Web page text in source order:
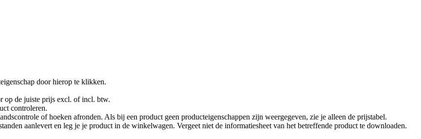
door hierop te klikken.
op de juiste prijs excl. of incl. btw.
controleren.
of hoeken afronden. Als bij een product geen producteigenschappen zijn weergegeven, zie je alleen de prijstabel.
aanlevert en leg je je product in de winkelwagen. Vergeet niet de informatiesheet van het betreffende product te downloaden.